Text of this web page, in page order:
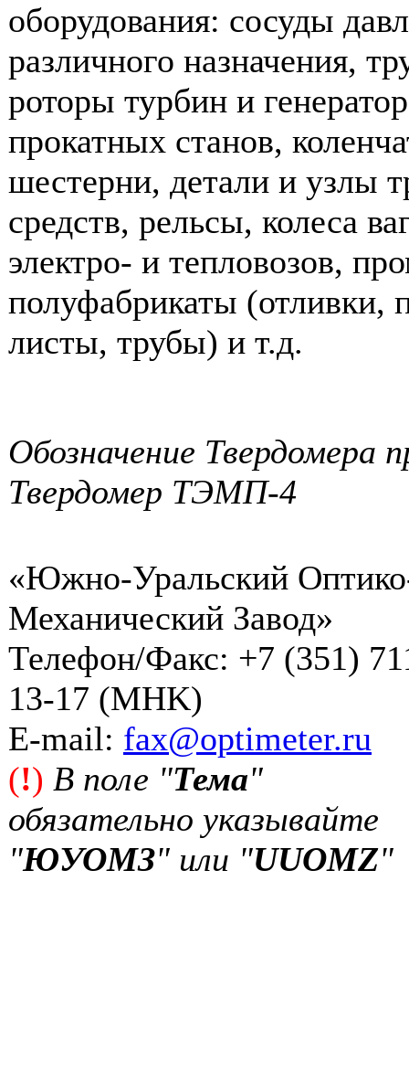
оборудования: сосуды
различного назначения,
роторы турбин и
прокатных станов,
шестерни, детали и узлы
средств, рельсы, колеса
электро- и тепловозов,
полуфабрикаты (отливки,
листы, трубы) и т.д.
Обозначение Твердомера
Твердомер ТЭМП-4
«Южно-Уральский
Механический Завод»
Телефон/Факс: +7 (351)
13-17 (MHK)
Е-mail: fax@optimeter.ru
(!) В поле "Тема"
обязательно указывайте
"ЮУОМЗ" или "UUOMZ"